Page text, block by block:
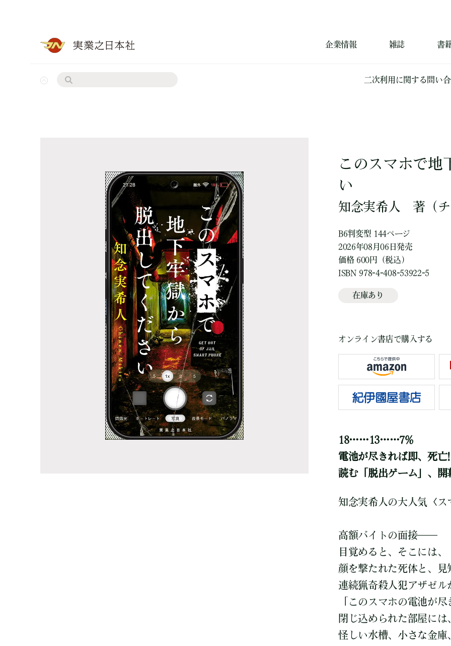
企業情報 雑誌 書
二次利用に関する問い
このスマホで地
い
知念実希人 著 （
B6判変型 144ページ
2026年08月06日発売
価格 600円（税込）
ISBN 978-4-408-53922-5
在庫あり
オンライン書店で購入する
18……13……7%
電池が尽きれば即、死亡
読む「脱出ゲーム」、開
知念実希人の大人気〈
高額バイトの面接――
目覚めると、そこには、
顔を撃たれた死体と、
連続猟奇殺人犯アザゼ
「このスマホの電池が
閉じ込められた部屋には
怪しい水槽、小さな金